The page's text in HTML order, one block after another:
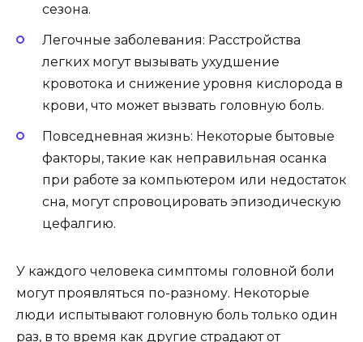
сезона.
Легочные заболевания: Расстройства
легких могут вызывать ухудшение
кровотока и снижение уровня кислорода в
крови, что может вызвать головную боль.
Повседневная жизнь: Некоторые бытовые
факторы, такие как неправильная осанка
при работе за компьютером или недостаток
сна, могут спровоцировать эпизодическую
цефалгию.
У каждого человека симптомы головной боли
могут проявляться по-разному. Некоторые
люди испытывают головную боль только один
раз, в то время как другие страдают от